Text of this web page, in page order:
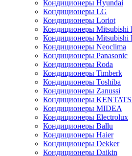
Кондиционеры Hyundai
Кондиционеры LG
Кондиционеры Loriot
Кондиционеры Mitsubishi
Кондиционеры Mitsubishi
Кондиционеры Neoclima
Кондиционеры Panasonic
Кондиционеры Roda
Кондиционеры Timberk
Кондиционеры Toshiba
Кондиционеры Zanussi
Кондиционеры
Кондиционеры MIDEA
Кондиционеры Electrolux
Кондиционеры Ballu
Кондиционеры Haier
Кондиционеры Dekker
Кондиционеры Daikin